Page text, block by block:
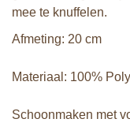
mee te knuffelen.
Afmeting: 20 cm
Materiaal: 100%
Schoonmaken met